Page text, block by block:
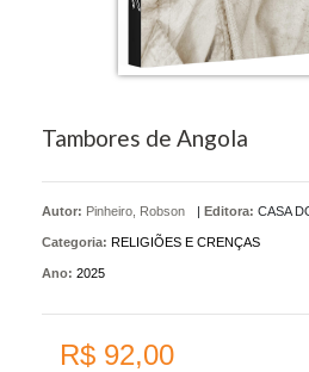
Tambores de Angola
Autor: Pinheiro, Robson | Editora: CASA
Categoria: RELIGIÕES E CRENÇAS
Ano: 2025
R$ 92,00